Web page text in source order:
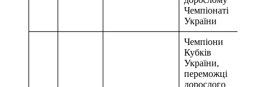
Чемпіонаті
України
Чемпіони
Кубків
України,
переможці
дорослого